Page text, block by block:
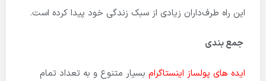
این راه طرف‌داران زیادی از سبک زندگی خود پیدا کرده است.
جمع ­بندی
ایده های پولساز اینستاگرام بسیار متنوع و به تعداد تمام